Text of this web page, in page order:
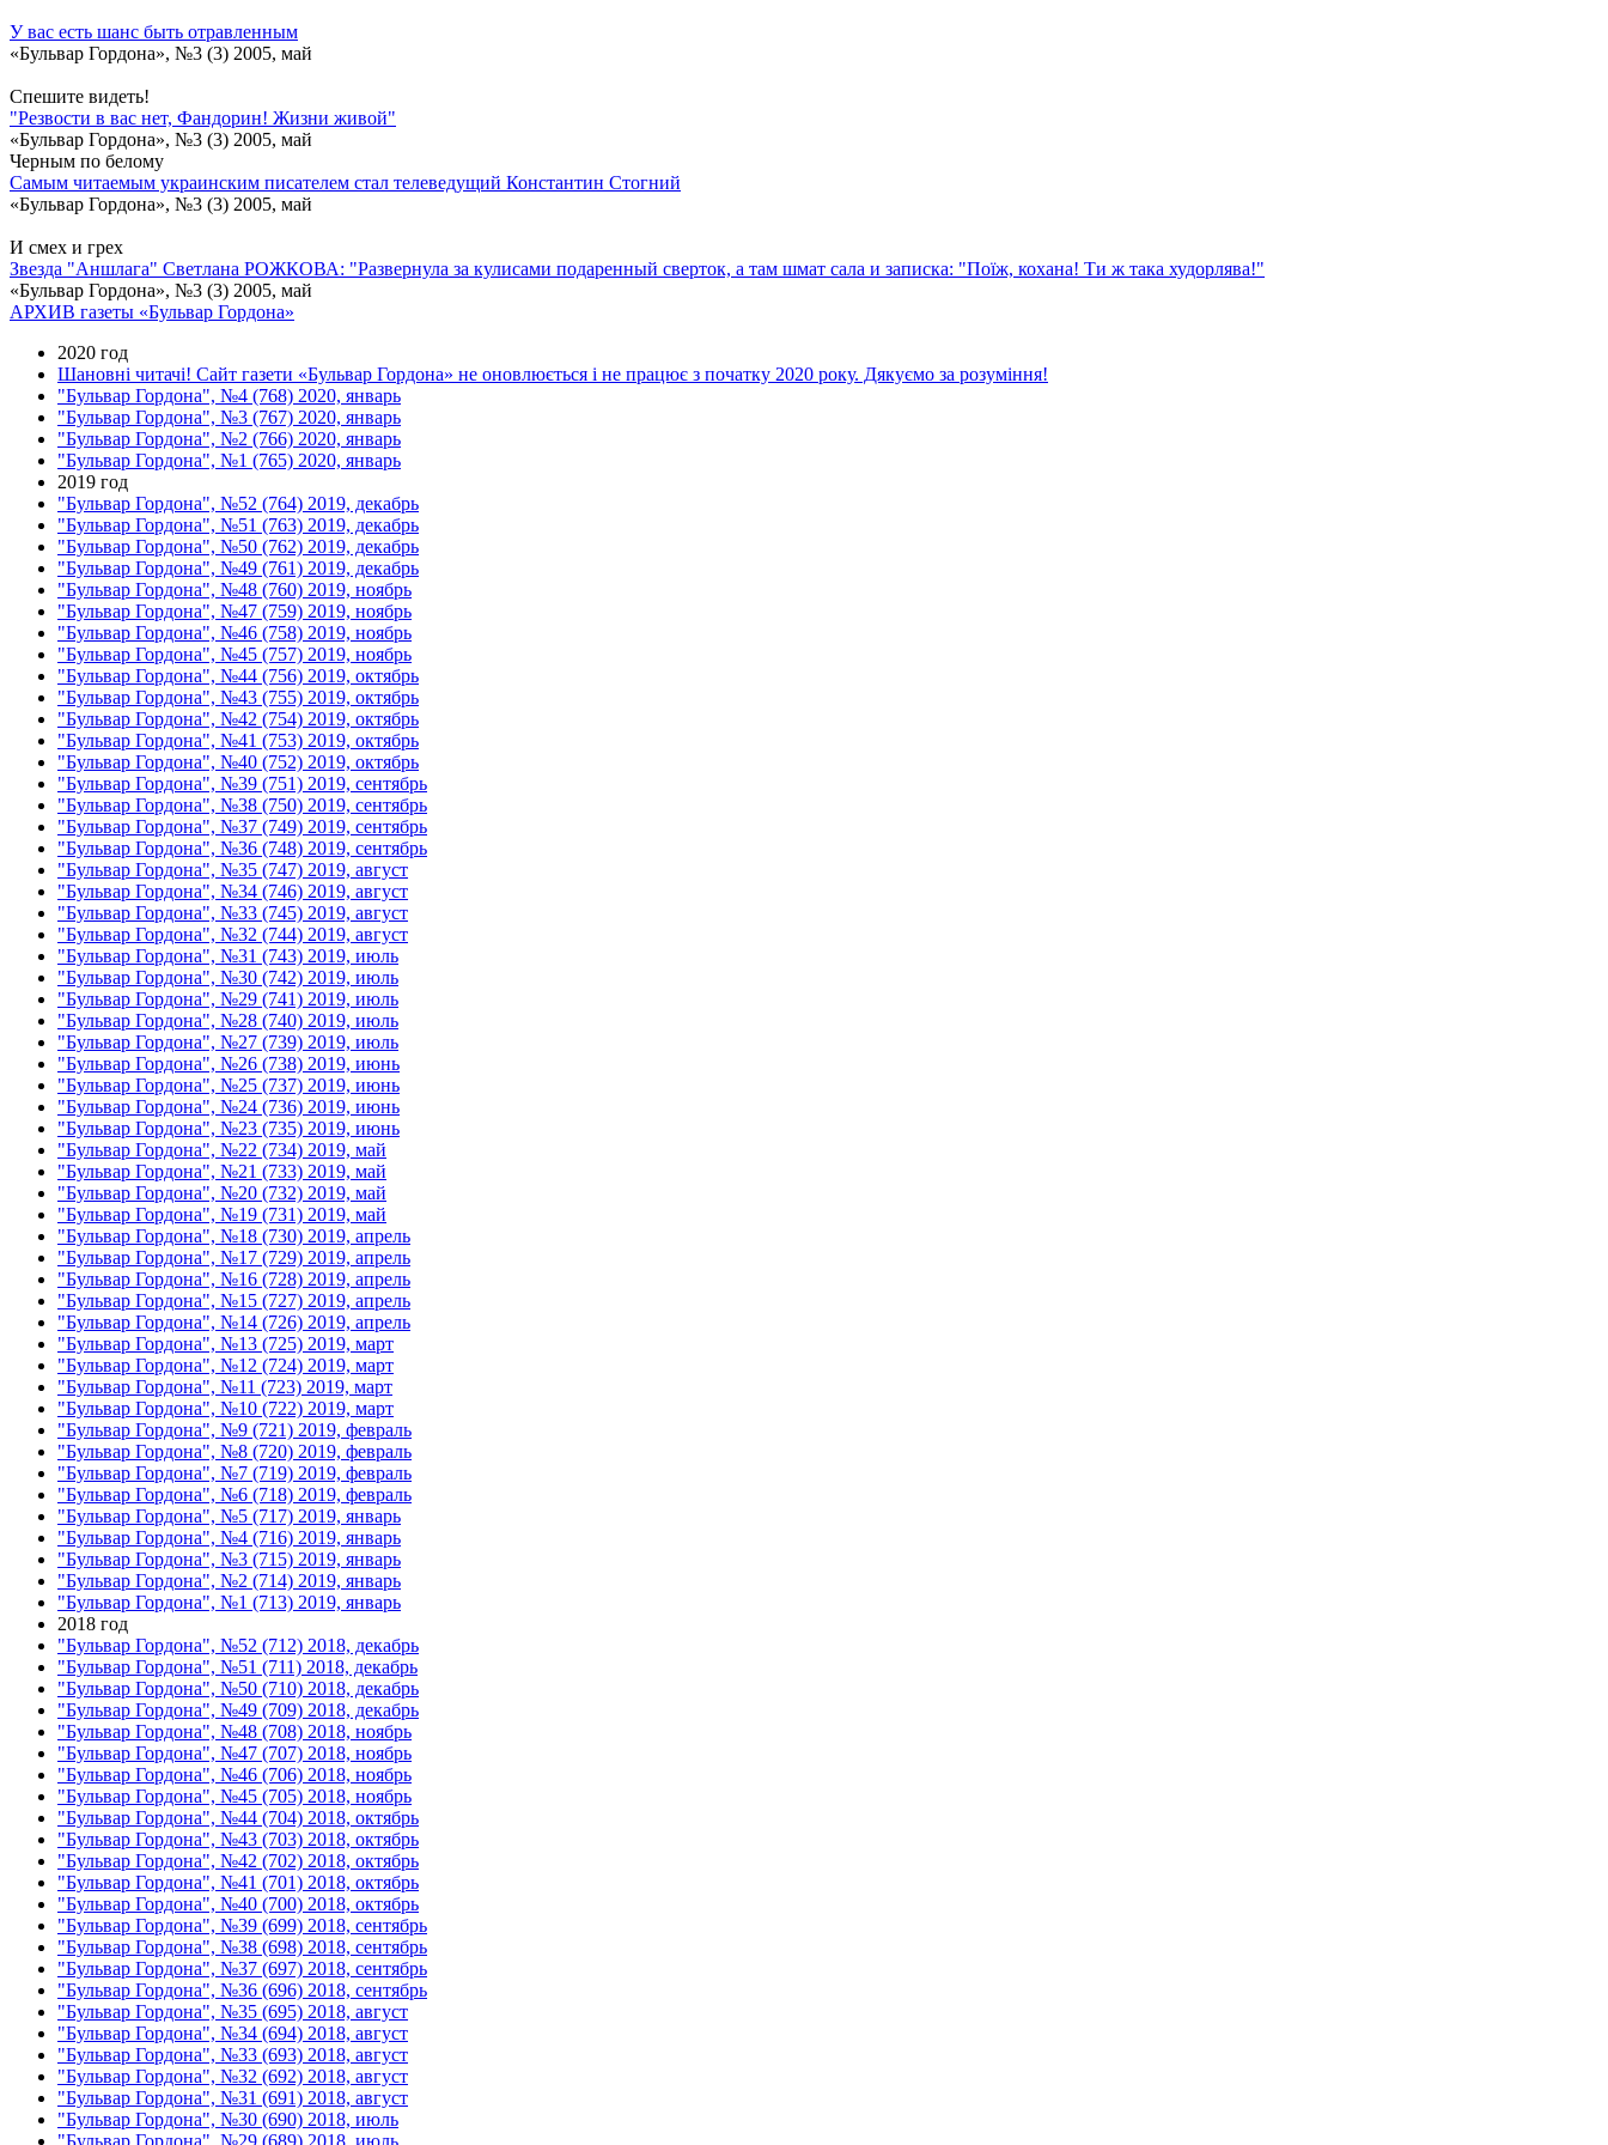
У вас есть шанс быть отравленным
«Бульвар Гордона», №3 (3) 2005, май
Спешите видеть!
"Резвости в вас нет, Фандорин! Жизни живой"
«Бульвар Гордона», №3 (3) 2005, май
Черным по белому
Самым читаемым украинским писателем стал телеведущий Константин Стогний
«Бульвар Гордона», №3 (3) 2005, май
И смех и грех
Звезда "Аншлага" Светлана РОЖКОВА: "Развернула за кулисами подаренный сверток, а там шмат сала и записка: "Поїж, кохана! Ти ж така худорлява!"
«Бульвар Гордона», №3 (3) 2005, май
АРХИВ газеты «Бульвар Гордона»
2020 год
Шановні читачі! Сайт газети «Бульвар Гордона» не оновлюється і не працює з початку 2020 року. Дякуємо за розуміння!
"Бульвар Гордона", №4 (768) 2020, январь
"Бульвар Гордона", №3 (767) 2020, январь
"Бульвар Гордона", №2 (766) 2020, январь
"Бульвар Гордона", №1 (765) 2020, январь
2019 год
"Бульвар Гордона", №52 (764) 2019, декабрь
"Бульвар Гордона", №51 (763) 2019, декабрь
"Бульвар Гордона", №50 (762) 2019, декабрь
"Бульвар Гордона", №49 (761) 2019, декабрь
"Бульвар Гордона", №48 (760) 2019, ноябрь
"Бульвар Гордона", №47 (759) 2019, ноябрь
"Бульвар Гордона", №46 (758) 2019, ноябрь
"Бульвар Гордона", №45 (757) 2019, ноябрь
"Бульвар Гордона", №44 (756) 2019, октябрь
"Бульвар Гордона", №43 (755) 2019, октябрь
"Бульвар Гордона", №42 (754) 2019, октябрь
"Бульвар Гордона", №41 (753) 2019, октябрь
"Бульвар Гордона", №40 (752) 2019, октябрь
"Бульвар Гордона", №39 (751) 2019, сентябрь
"Бульвар Гордона", №38 (750) 2019, сентябрь
"Бульвар Гордона", №37 (749) 2019, сентябрь
"Бульвар Гордона", №36 (748) 2019, сентябрь
"Бульвар Гордона", №35 (747) 2019, август
"Бульвар Гордона", №34 (746) 2019, август
"Бульвар Гордона", №33 (745) 2019, август
"Бульвар Гордона", №32 (744) 2019, август
"Бульвар Гордона", №31 (743) 2019, июль
"Бульвар Гордона", №30 (742) 2019, июль
"Бульвар Гордона", №29 (741) 2019, июль
"Бульвар Гордона", №28 (740) 2019, июль
"Бульвар Гордона", №27 (739) 2019, июль
"Бульвар Гордона", №26 (738) 2019, июнь
"Бульвар Гордона", №25 (737) 2019, июнь
"Бульвар Гордона", №24 (736) 2019, июнь
"Бульвар Гордона", №23 (735) 2019, июнь
"Бульвар Гордона", №22 (734) 2019, май
"Бульвар Гордона", №21 (733) 2019, май
"Бульвар Гордона", №20 (732) 2019, май
"Бульвар Гордона", №19 (731) 2019, май
"Бульвар Гордона", №18 (730) 2019, апрель
"Бульвар Гордона", №17 (729) 2019, апрель
"Бульвар Гордона", №16 (728) 2019, апрель
"Бульвар Гордона", №15 (727) 2019, апрель
"Бульвар Гордона", №14 (726) 2019, апрель
"Бульвар Гордона", №13 (725) 2019, март
"Бульвар Гордона", №12 (724) 2019, март
"Бульвар Гордона", №11 (723) 2019, март
"Бульвар Гордона", №10 (722) 2019, март
"Бульвар Гордона", №9 (721) 2019, февраль
"Бульвар Гордона", №8 (720) 2019, февраль
"Бульвар Гордона", №7 (719) 2019, февраль
"Бульвар Гордона", №6 (718) 2019, февраль
"Бульвар Гордона", №5 (717) 2019, январь
"Бульвар Гордона", №4 (716) 2019, январь
"Бульвар Гордона", №3 (715) 2019, январь
"Бульвар Гордона", №2 (714) 2019, январь
"Бульвар Гордона", №1 (713) 2019, январь
2018 год
"Бульвар Гордона", №52 (712) 2018, декабрь
"Бульвар Гордона", №51 (711) 2018, декабрь
"Бульвар Гордона", №50 (710) 2018, декабрь
"Бульвар Гордона", №49 (709) 2018, декабрь
"Бульвар Гордона", №48 (708) 2018, ноябрь
"Бульвар Гордона", №47 (707) 2018, ноябрь
"Бульвар Гордона", №46 (706) 2018, ноябрь
"Бульвар Гордона", №45 (705) 2018, ноябрь
"Бульвар Гордона", №44 (704) 2018, октябрь
"Бульвар Гордона", №43 (703) 2018, октябрь
"Бульвар Гордона", №42 (702) 2018, октябрь
"Бульвар Гордона", №41 (701) 2018, октябрь
"Бульвар Гордона", №40 (700) 2018, октябрь
"Бульвар Гордона", №39 (699) 2018, сентябрь
"Бульвар Гордона", №38 (698) 2018, сентябрь
"Бульвар Гордона", №37 (697) 2018, сентябрь
"Бульвар Гордона", №36 (696) 2018, сентябрь
"Бульвар Гордона", №35 (695) 2018, август
"Бульвар Гордона", №34 (694) 2018, август
"Бульвар Гордона", №33 (693) 2018, август
"Бульвар Гордона", №32 (692) 2018, август
"Бульвар Гордона", №31 (691) 2018, август
"Бульвар Гордона", №30 (690) 2018, июль
"Бульвар Гордона", №29 (689) 2018, июль